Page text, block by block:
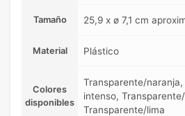
Tamaño 25,9 x ø 7,1 cm
Material Plástico
Colores
disponibles
Transparente/
intenso,
Transparente/lima